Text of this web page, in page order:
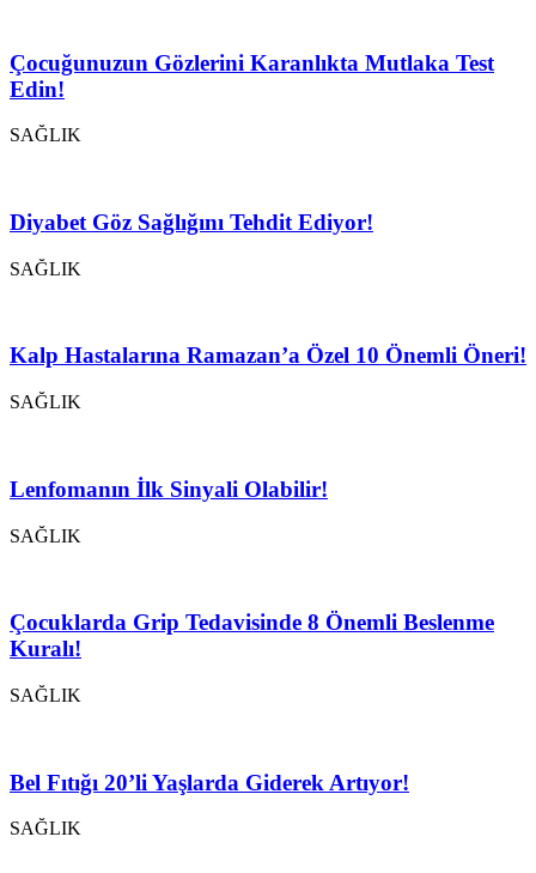
Çocuğunuzun Gözlerini Karanlıkta Mutlaka Test
Edin!
SAĞLIK
Diyabet Göz Sağlığını Tehdit Ediyor!
SAĞLIK
Kalp Hastalarına Ramazan’a Özel 10 Önemli Öneri!
SAĞLIK
Lenfomanın İlk Sinyali Olabilir!
SAĞLIK
Çocuklarda Grip Tedavisinde 8 Önemli Beslenme
Kuralı!
SAĞLIK
Bel Fıtığı 20’li Yaşlarda Giderek Artıyor!
SAĞLIK